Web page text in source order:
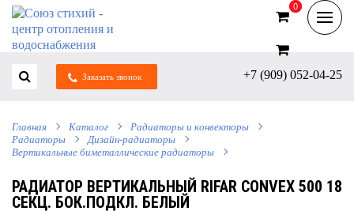
+7 (909) 052-04-25
Заказать звонок
0
0
Главная Каталог
Радиаторы и конвекторы
Радиаторы
Дизайн-радиаторы
Вертикальные биметаллические радиаторы
РАДИАТОР ВЕРТИКАЛЬНЫЙ RIFAR CONVEX 500 18
СЕКЦ. БОК.ПОДКЛ. БЕЛЫЙ